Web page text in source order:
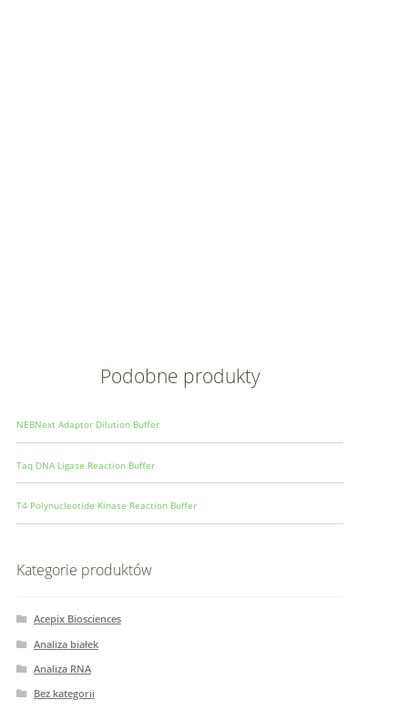
Podobne produkty
NEBNext Adaptor Dilution Buffer
Taq DNA Ligase Reaction Buffer
T4 Polynucleotide Kinase Reaction Buffer
Kategorie produktów
Acepix Biosciences
Analiza białek
Analiza RNA
Bez kategorii